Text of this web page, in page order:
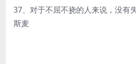
37、对于不屈不挠的人来说，没
斯麦